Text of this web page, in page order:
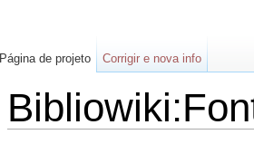
Página de projeto Corrigir e nova info